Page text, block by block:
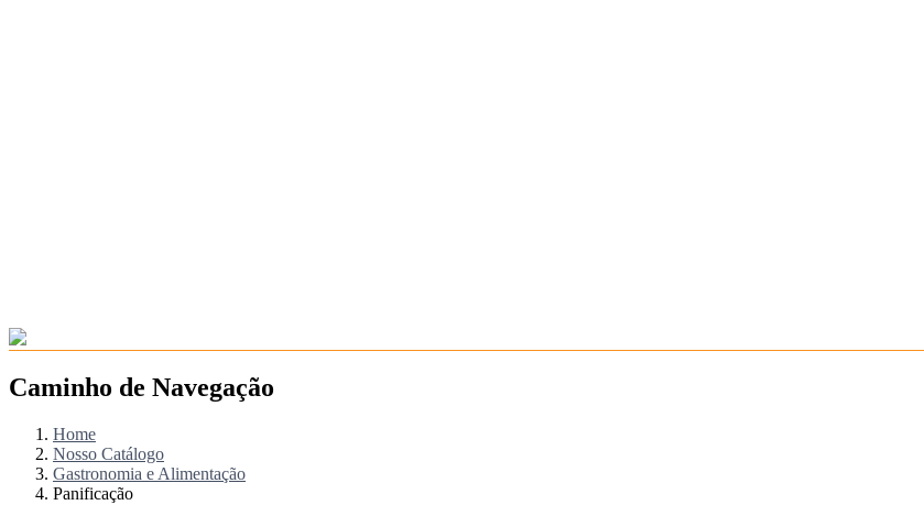
Caminho de Navegação
Home
Nosso Catálogo
Gastronomia e Alimentação
Panificação